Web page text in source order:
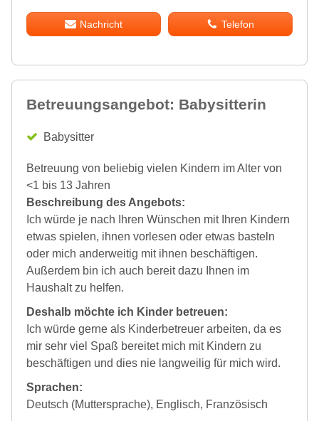
Nachricht Telefon
Betreuungsangebot: Babysitterin
Babysitter
Betreuung von beliebig vielen Kindern im Alter von
<1 bis 13 Jahren
Beschreibung des Angebots:
Ich würde je nach Ihren Wünschen mit Ihren Kindern
etwas spielen, ihnen vorlesen oder etwas basteln
oder mich anderweitig mit ihnen beschäftigen.
Außerdem bin ich auch bereit dazu Ihnen im
Haushalt zu helfen.
Deshalb möchte ich Kinder betreuen:
Ich würde gerne als Kinderbetreuer arbeiten, da es
mir sehr viel Spaß bereitet mich mit Kindern zu
beschäftigen und dies nie langweilig für mich wird.
Sprachen:
Deutsch (Muttersprache), Englisch, Französisch